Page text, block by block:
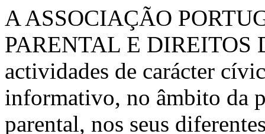
A ASSOCIAÇÃO
PARENTAL E DIREITOS
actividades de carácter
informativo, no âmbito da
parental, nos seus